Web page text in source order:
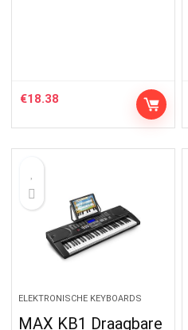
€18.38
ELEKTRONISCHE KEYBOARDS
MAX KB1 Draagbare